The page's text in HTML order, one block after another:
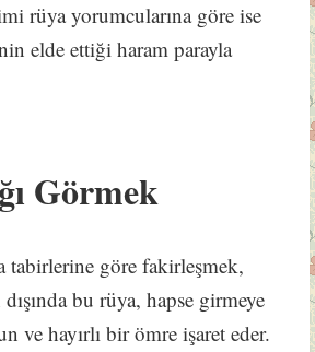
rüya yorumcularına göre ise
elde ettiği haram parayla
Görmek
tabirlerine göre fakirleşmek,
bu rüya, hapse girmeye
ve hayırlı bir ömre işaret eder.